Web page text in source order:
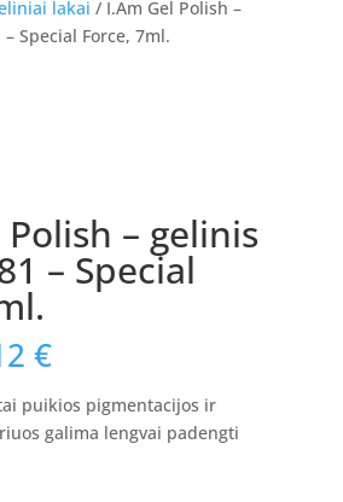
lakai / I.Am Gel Polish –
Special Force, 7ml.
– gelinis
– Special
€.
€Current
price
is:
7.12 €.
puikios pigmentacijos ir
galima lengvai padengti